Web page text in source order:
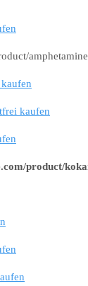
kaufen
product/